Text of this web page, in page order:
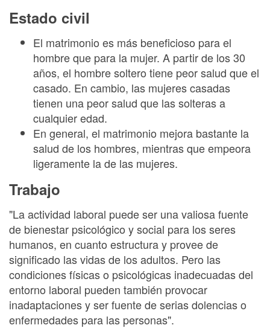
Estado civil
El matrimonio es más beneficioso para el
hombre que para la mujer. A partir de los 30
años, el hombre soltero tiene peor salud que el
casado. En cambio, las mujeres casadas
tienen una peor salud que las solteras a
cualquier edad.
En general, el matrimonio mejora bastante la
salud de los hombres, mientras que empeora
ligeramente la de las mujeres.
Trabajo
"La actividad laboral puede ser una valiosa fuente
de bienestar psicológico y social para los seres
humanos, en cuanto estructura y provee de
significado las vidas de los adultos. Pero las
condiciones físicas o psicológicas inadecuadas del
entorno laboral pueden también provocar
inadaptaciones y ser fuente de serias dolencias o
enfermedades para las personas".